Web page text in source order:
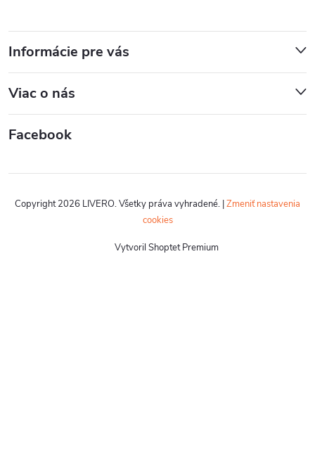
Informácie pre vás
Viac o nás
Facebook
Vytvoril Shoptet Premium
Copyright 2026 LIVERO. Všetky práva vyhradené. |Zmeniť nastavenia
cookies